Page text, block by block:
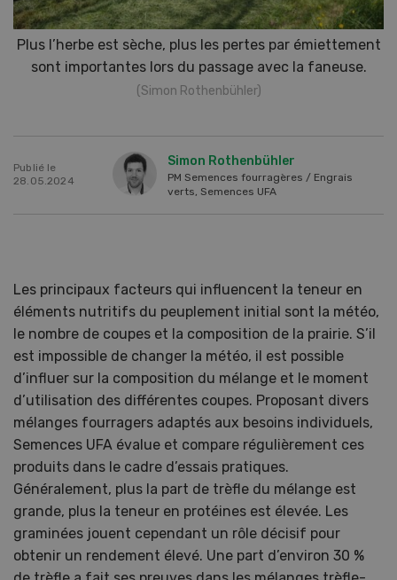
Plus l’herbe est sèche, plus les pertes par émiettement
sont importantes lors du passage avec la faneuse.
(Simon Rothenbühler)
Publié le
28.05.2024
Simon Rothenbühler
PM Semences fourragères / Engrais
verts, Semences UFA
Les principaux facteurs qui influencent la teneur en
éléments nutritifs du peuplement initial sont la météo,
le nombre de coupes et la composition de la prairie. S’il
est impossible de changer la météo, il est possible
d’influer sur la composition du mélange et le moment
d’utilisation des différentes coupes. Proposant divers
mélanges fourragers adaptés aux besoins individuels,
Semences UFA évalue et compare régulièrement ces
produits dans le cadre d’essais pratiques.
Généralement, plus la part de trèfle du mélange est
grande, plus la teneur en protéines est élevée. Les
graminées jouent cependant un rôle décisif pour
obtenir un rendement élevé. Une part d’environ 30 %